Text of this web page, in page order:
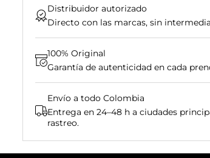
Distribuidor autorizado
Directo con las marcas, sin
100% Original
Garantía de autenticidad en cada
Envío a todo Colombia
Entrega en 24–48 h a ciudades
rastreo.